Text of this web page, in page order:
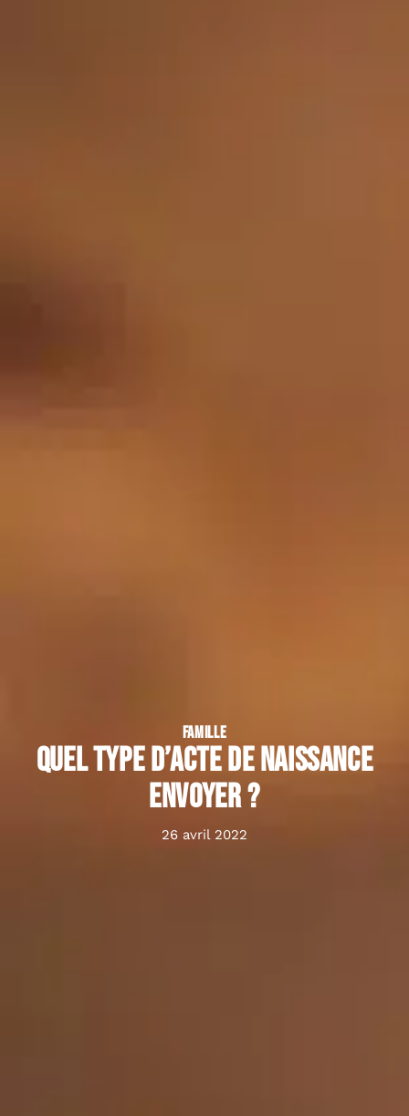
FAMILLE
Quel type d’acte de naissance
envoyer ?
26 avril 2022